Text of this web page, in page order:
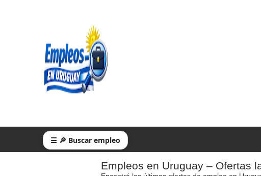
☰ 🔎 Buscar empleo
Empleos en Uruguay – Ofertas